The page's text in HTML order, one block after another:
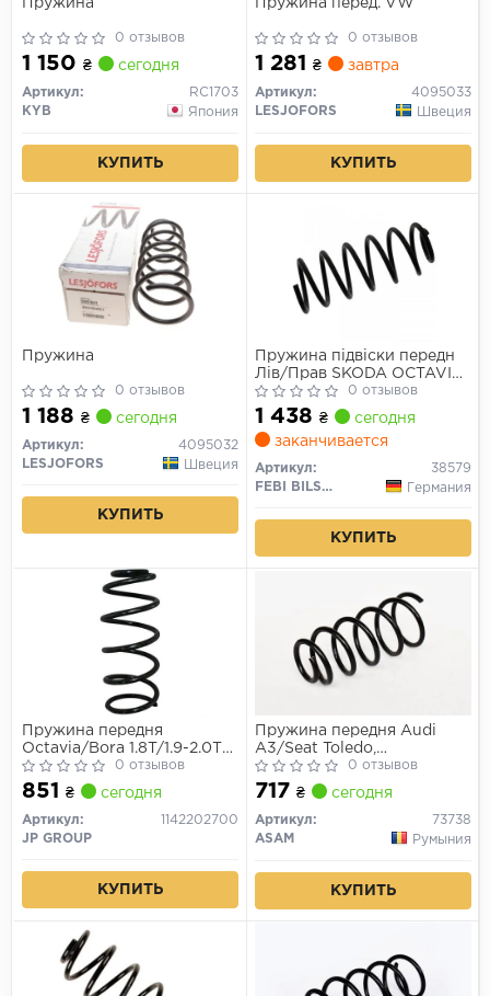
Пружина
0 отзывов
1 150 ₴ сегодня
Артикул:
RC1703
KYB
Япония
КУПИТЬ
Пружина перед. VW
0 отзывов
1 281 ₴ завтра
Артикул:
4095033
LESJOFORS
Швеция
КУПИТЬ
Пружина
0 отзывов
1 188 ₴ сегодня
Артикул:
4095032
LESJOFORS
Швеция
КУПИТЬ
Пружина підвіски передн
Лів/Прав SKODA OCTAVIA
I VW BORA, BORA I, GOLF
IV 1.8-2.3 09.96-12.13
0 отзывов
1 438 ₴
сегодня
заканчивается
Артикул:
38579
FEBI BILSTEIN
Германия
КУПИТЬ
Пружина передня
Octavia/Bora 1.8T/1.9-2.0TDI
96-04
0 отзывов
851 ₴ сегодня
Артикул:
1142202700
JP GROUP
КУПИТЬ
Пружина передня Audi
A3/Seat Toledo,
Leon/Skoda Octavia/VW
Golf IV, Polo III, Lupo, Bora
(94-06) (73738) Asam
0 отзывов
717 ₴ сегодня
Артикул:
73738
ASAM
Румыния
КУПИТЬ